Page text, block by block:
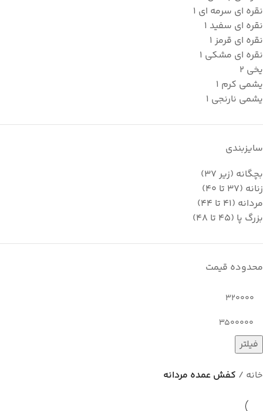
نقره ای سرمه ای 1
نقره ای سفید 1
نقره ای قرمز 1
نقره ای مشکی 1
یخی 2
یشمی کرم 1
یشمی نارنجی 1
سایزبندی
بچگانه (زیر 37)
زنانه (37 تا 40)
مردانه (41 تا 44)
بزرگ پا (45 تا 48)
محدوده قیمت
فیلتر
خانه کفش عمده مردانه